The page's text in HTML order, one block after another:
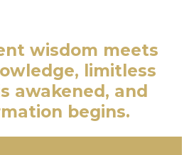
wisdom meets
limitless
awakened, and
begins.